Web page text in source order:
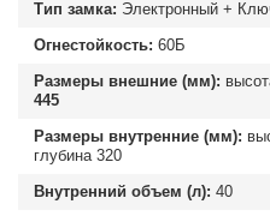
Тип замка: Электронный +
Огнестойкость: 60Б
Размеры внешние (мм):
445
Размеры внутренние (мм):
глубина 320
Внутренний объем (л): 40